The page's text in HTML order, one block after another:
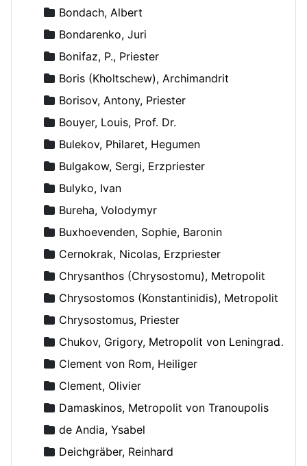
Bondach, Albert
Bondarenko, Juri
Bonifaz, P., Priester
Boris (Kholtschew), Archimandrit
Borisov, Antony, Priester
Bouyer, Louis, Prof. Dr.
Bulekov, Philaret, Hegumen
Bulgakow, Sergi, Erzpriester
Bulyko, Ivan
Bureha, Volodymyr
Buxhoevenden, Sophie, Baronin
Cernokrak, Nicolas, Erzpriester
Chrysanthos (Chrysostomu), Metropolit
Chrysostomos (Konstantinidis), Metropolit
Chrysostomus, Priester
Chukov, Grigory, Metropolit von Leningrad und Novgorod
Clement von Rom, Heiliger
Clement, Olivier
Damaskinos, Metropolit von Tranoupolis
de Andia, Ysabel
Deichgräber, Reinhard